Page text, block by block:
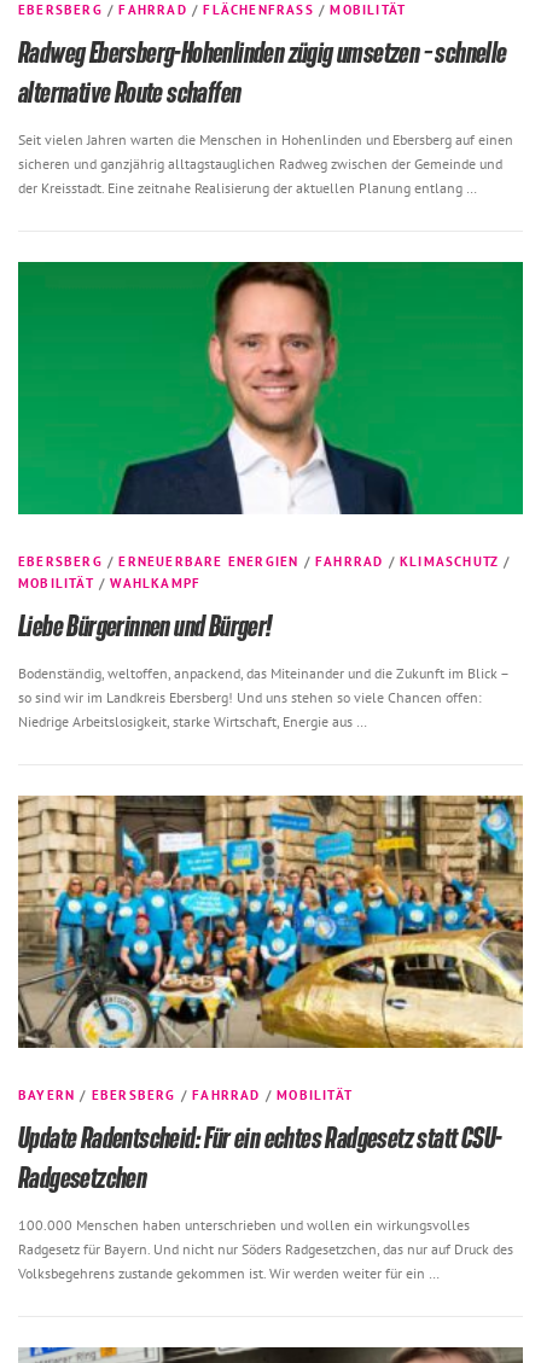
EBERSBERG /FAHRRAD /FLÄCHENFRASS /MOBILITÄT
Radweg Ebersberg-Hohenlinden zügig umsetzen – schnelle
alternative Route schaffen
Seit vielen Jahren warten die Menschen in Hohenlinden und Ebersberg auf einen
sicheren und ganzjährig alltagstauglichen Radweg zwischen der Gemeinde und
der Kreisstadt. Eine zeitnahe Realisierung der aktuellen Planung entlang …
EBERSBERG /ERNEUERBARE ENERGIEN /FAHRRAD /KLIMASCHUTZ /
MOBILITÄT/WAHLKAMPF
Liebe Bürgerinnen und Bürger!
Bodenständig, weltoffen, anpackend, das Miteinander und die Zukunft im Blick –
so sind wir im Landkreis Ebersberg! Und uns stehen so viele Chancen offen:
Niedrige Arbeitslosigkeit, starke Wirtschaft, Energie aus …
BAYERN / EBERSBERG /FAHRRAD /MOBILITÄT
Update Radentscheid: Für ein echtes Radgesetz statt CSU-
Radgesetzchen
100.000 Menschen haben unterschrieben und wollen ein wirkungsvolles
Radgesetz für Bayern. Und nicht nur Söders Radgesetzchen, das nur auf Druck des
Volksbegehrens zustande gekommen ist. Wir werden weiter für ein …